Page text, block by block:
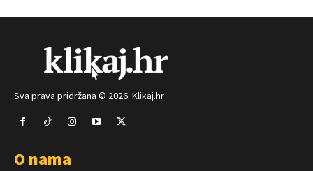
Sva prava pridržana © 2026. Klikaj.hr
O nama